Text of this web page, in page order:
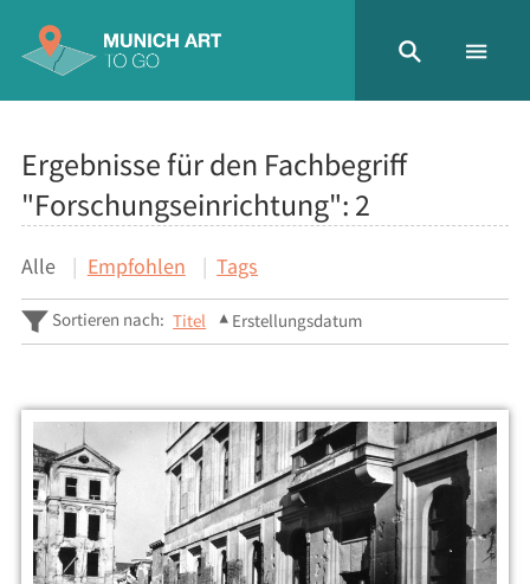
Ergebnisse für den Fachbegriff
"Forschungseinrichtung": 2
Alle Empfohlen Tags
Sortieren nach: Titel Erstellungsdatum